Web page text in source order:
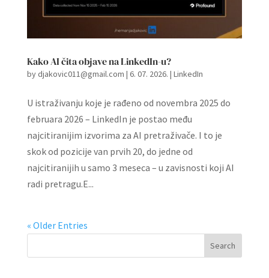
Kako AI čita objave na LinkedIn-u?
bydjakovic011@gmail.com | 6. 07. 2026. | LinkedIn
U istraživanju koje je rađeno od novembra 2025 do
februara 2026 – LinkedIn je postao među
najcitiranijim izvorima za AI pretraživače. I to je
skok od pozicije van prvih 20, do jedne od
najcitiranijih u samo 3 meseca – u zavisnosti koji AI
radi pretragu.E...
« Older Entries
Search